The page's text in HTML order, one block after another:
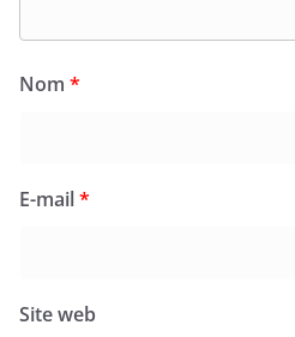
Nom *
E-mail*
Site web